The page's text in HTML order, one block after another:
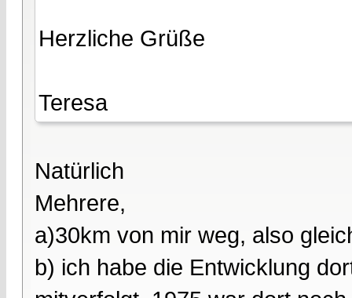
Herzliche Grüße
Teresa
Natürlich
Mehrere,
a)30km von mir weg, also
b) ich habe die Entwicklung